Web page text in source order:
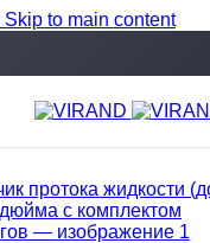
Skip to main content